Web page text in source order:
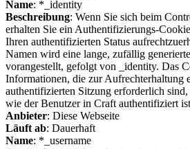
Name: *_identity
Beschreibung: Wenn Sie sich beim
erhalten Sie ein Authentifizierungs-
Ihren authentifizierten Status
Namen wird eine lange, zufällig
vorangestellt, gefolgt von _identity. Das
Informationen, die zur Aufrechterhaltung
authentifizierten Sitzung erforderlich
wie der Benutzer in Craft authentifiziert
Anbieter: Diese Webseite
Läuft ab: Dauerhaft
Name: *_username